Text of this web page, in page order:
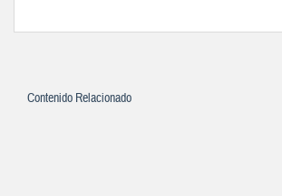
Contenido Relacionado